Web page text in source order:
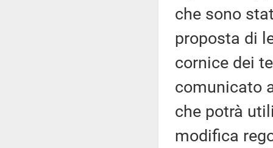
che sono
proposta di
cornice dei
comunicato
che potrà
modifica